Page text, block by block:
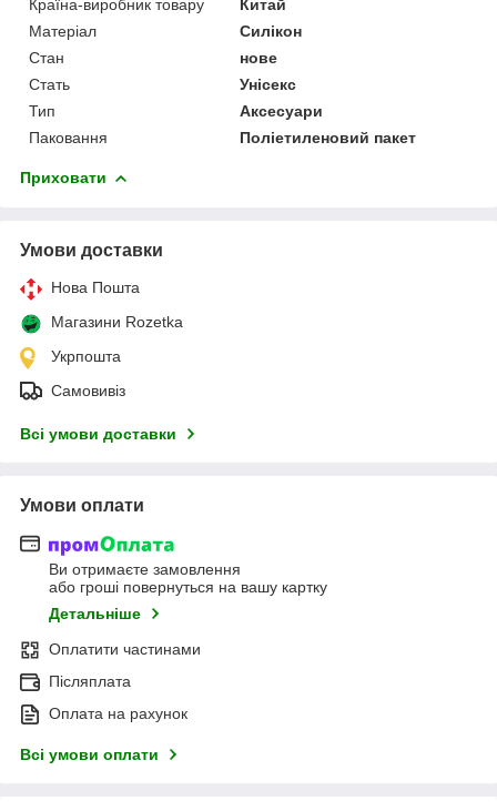
Країна-виробник товару
Китай
Матеріал
Силікон
Стан
нове
Стать
Унісекс
Тип
Аксесуари
Паковання
Поліетиленовий пакет
Приховати
Умови доставки
Нова Пошта
Магазини Rozetka
Укрпошта
Самовивіз
Всі умови доставки
Умови оплати
Ви отримаєте замовлення
або гроші повернуться на вашу картку
Детальніше
Оплатити частинами
Післяплата
Оплата на рахунок
Всі умови оплати